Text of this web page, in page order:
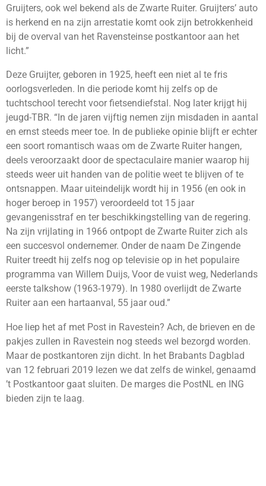
Gruijters, ook wel bekend als de Zwarte Ruiter. Gruijters’ auto
is herkend en na zijn arrestatie komt ook zijn betrokkenheid
bij de overval van het Ravensteinse postkantoor aan het
licht.”
Deze Gruijter, geboren in 1925, heeft een niet al te fris
oorlogsverleden. In die periode komt hij zelfs op de
tuchtschool terecht voor fietsendiefstal. Nog later krijgt hij
jeugd-TBR. “In de jaren vijftig nemen zijn misdaden in aantal
en ernst steeds meer toe. In de publieke opinie blijft er echter
een soort romantisch waas om de Zwarte Ruiter hangen,
deels veroorzaakt door de spectaculaire manier waarop hij
steeds weer uit handen van de politie weet te blijven of te
ontsnappen. Maar uiteindelijk wordt hij in 1956 (en ook in
hoger beroep in 1957) veroordeeld tot 15 jaar
gevangenisstraf en ter beschikkingstelling van de regering.
Na zijn vrijlating in 1966 ontpopt de Zwarte Ruiter zich als
een succesvol ondernemer. Onder de naam De Zingende
Ruiter treedt hij zelfs nog op televisie op in het populaire
programma van Willem Duijs, Voor de vuist weg, Nederlands
eerste talkshow (1963-1979). In 1980 overlijdt de Zwarte
Ruiter aan een hartaanval, 55 jaar oud.”
Hoe liep het af met Post in Ravestein? Ach, de brieven en de
pakjes zullen in Ravestein nog steeds wel bezorgd worden.
Maar de postkantoren zijn dicht. In het Brabants Dagblad
van 12 februari 2019 lezen we dat zelfs de winkel, genaamd
’t Postkantoor gaat sluiten. De marges die PostNL en ING
bieden zijn te laag.